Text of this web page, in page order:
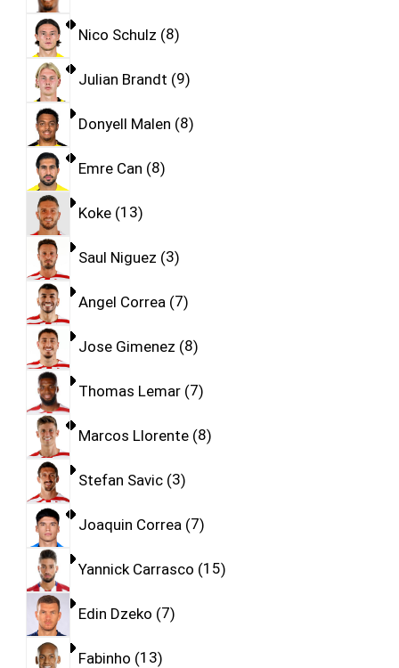
Nico Schulz 8
Julian Brandt 9
Donyell Malen 8
Emre Can 8
Koke 13
Saul Niguez 3
Angel Correa 7
Jose Gimenez 8
Thomas Lemar 7
Marcos Llorente 8
Stefan Savic 3
Joaquin Correa 7
Yannick Carrasco 15
Edin Dzeko 7
Fabinho 13